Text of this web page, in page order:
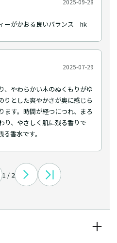
2025-09-28
ーがかおる良いバランス hk
2025-07-29
、やわらかい木のぬくもりがゆ
りとした爽やかさが奥に感じら
ます。時間が経つにつれ、まろ
り、やさしく肌に残る香りで
香水です。
1 / 2